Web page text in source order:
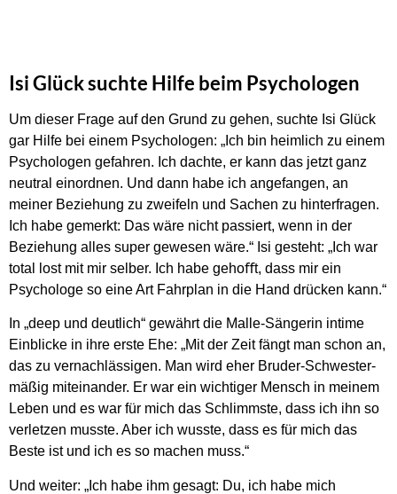
Isi Glück suchte Hilfe beim Psychologen
Um dieser Frage auf den Grund zu gehen, suchte Isi Glück
gar Hilfe bei einem Psychologen: „Ich bin heimlich zu einem
Psychologen gefahren. Ich dachte, er kann das jetzt ganz
neutral einordnen. Und dann habe ich angefangen, an
meiner Beziehung zu zweifeln und Sachen zu hinterfragen.
Ich habe gemerkt: Das wäre nicht passiert, wenn in der
Beziehung alles super gewesen wäre.“ Isi gesteht: „Ich war
total lost mit mir selber. Ich habe gehoﬀt, dass mir ein
Psychologe so eine Art Fahrplan in die Hand drücken kann.“
In „deep und deutlich“ gewährt die Malle-Sängerin intime
Einblicke in ihre erste Ehe: „Mit der Zeit fängt man schon an,
das zu vernachlässigen. Man wird eher Bruder-Schwester-
mäßig miteinander. Er war ein wichtiger Mensch in meinem
Leben und es war für mich das Schlimmste, dass ich ihn so
verletzen musste. Aber ich wusste, dass es für mich das
Beste ist und ich es so machen muss.“
Und weiter: „Ich habe ihm gesagt: Du, ich habe mich